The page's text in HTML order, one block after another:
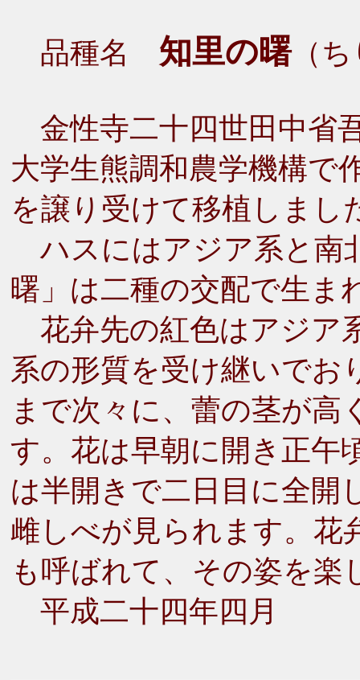
品種名 知里の曙（ち
金性寺二十四世田中省
大学生熊調和農学機構で
を譲り受けて移植しまし
ハスにはアジア系と南
曙」は二種の交配で生ま
花弁先の紅色はアジア
系の形質を受け継いでお
まで次々に、蕾の茎が高
す。花は早朝に開き正午
は半開きで二日目に全開
雌しべが見られます。花
も呼ばれて、その姿を楽
平成二十四年四月